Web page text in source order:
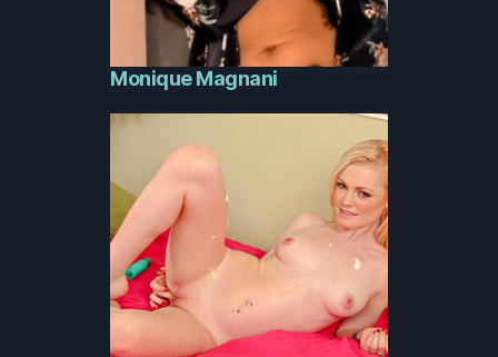
Monique Magnani